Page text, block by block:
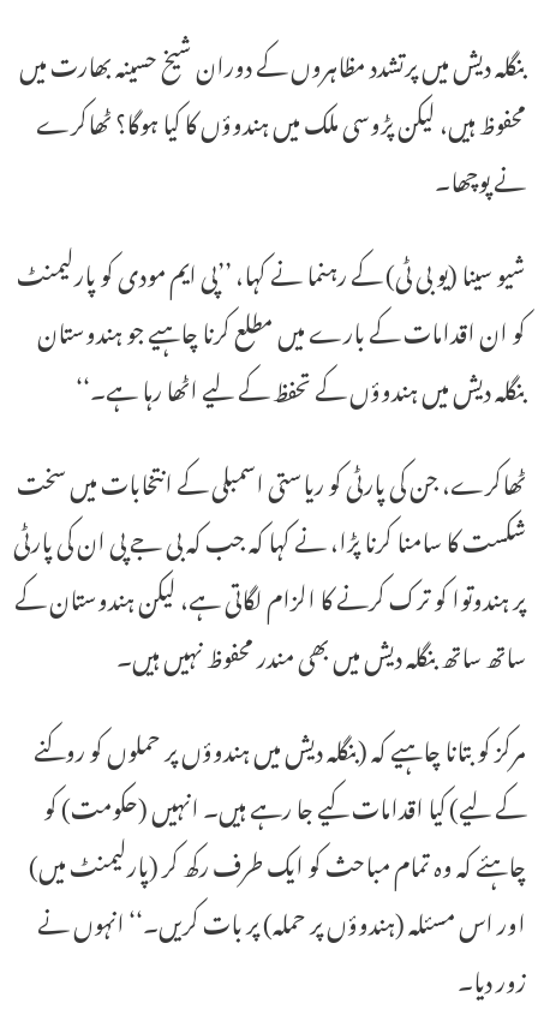
بنگلہ دیش میں پرتشدد مظاہروں کے دوران شیخ حسینہ بھارت میں
محفوظ ہیں، لیکن پڑوسی ملک میں ہندوؤں کا کیا ہوگا؟ ٹھاکرے
نے پوچھا۔
شیو سینا (یو بی ٹی) کے رہنما نے کہا، ’’پی ایم مودی کو پارلیمنٹ
کو ان اقدامات کے بارے میں مطلع کرنا چاہیے جو ہندوستان
بنگلہ دیش میں ہندوؤں کے تحفظ کے لیے اٹھا رہا ہے۔‘‘
ٹھاکرے، جن کی پارٹی کو ریاستی اسمبلی کے انتخابات میں سخت
شکست کا سامنا کرنا پڑا، نے کہا کہ جب کہ بی جے پی ان کی پارٹی
پر ہندوتوا کو ترک کرنے کا الزام لگاتی ہے، لیکن ہندوستان کے
ساتھ ساتھ بنگلہ دیش میں بھی مندر محفوظ نہیں ہیں۔
مرکز کو بتانا چاہیے کہ (بنگلہ دیش میں ہندوؤں پر حملوں کو روکنے
کے لیے) کیا اقدامات کیے جا رہے ہیں۔ انہیں (حکومت) کو
چاہئے کہ وہ تمام مباحث کو ایک طرف رکھ کر (پارلیمنٹ میں)
اور اس مسئلہ (ہندوؤں پر حملہ) پر بات کریں۔‘‘ انہوں نے
زور دیا۔